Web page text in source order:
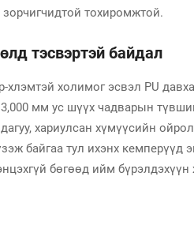
тохиромжтой.
тэсвэртэй байдал
холимог эсвэл PU
мм ус шүүх чадварын
хариулсан хүмүүсийн
байгаа тул ихэнх кемперүүд
бөгөөд ийм